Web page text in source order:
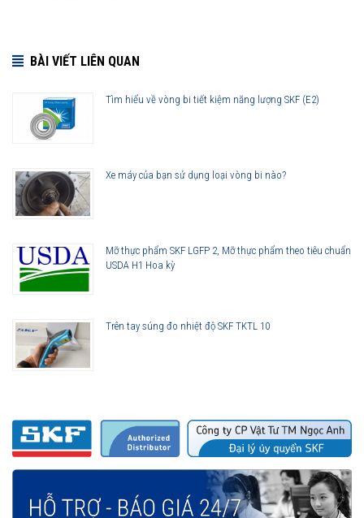
BÀI VIẾT LIÊN QUAN
Tìm hiểu về vòng bi tiết kiệm năng lượng SKF (E2)
Xe máy của bạn sử dụng loại vòng bi nào?
Mỡ thực phẩm SKF LGFP 2, Mỡ thực phẩm theo tiêu chuẩn
USDA H1 Hoa kỳ
Trên tay súng đo nhiệt độ SKF TKTL 10